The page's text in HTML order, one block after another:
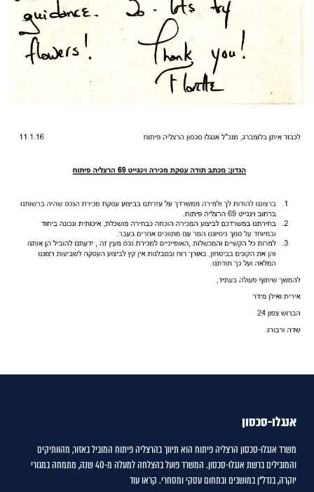
אנגלו-סכסון
משרד אנגלו-סכסון הרצליה פיתוח הוא תיווך בהרצליה פיתוח המוביל באזור, מהוותיקים
והמובילים ברשת אנגלו-סכסון. המשרד פועל בהצלחה למעלה מ-40 שנה, מתמחה במגורי
יוקרה, בנדל"ן במושבים ובתחום עסקי ומסחרי. קראו עוד